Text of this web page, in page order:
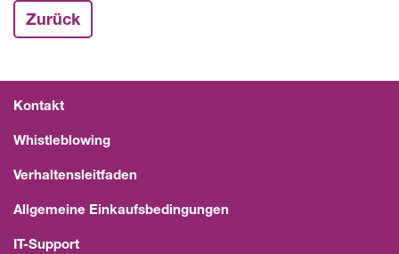
Zurück
Kontakt
Whistleblowing
Verhaltensleitfaden
Allgemeine Einkaufsbedingungen
IT-Support